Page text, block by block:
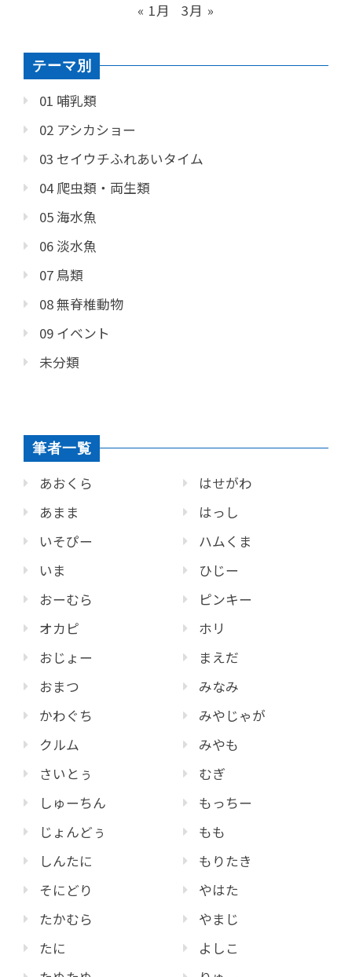
« 1月 3月 »
テーマ別
01 哺乳類
02 アシカショー
03 セイウチふれあいタイム
04 爬虫類・両生類
05 海水魚
06 淡水魚
07 鳥類
08 無脊椎動物
09 イベント
未分類
筆者一覧
あおくら
あまま
いそぴー
いま
おーむら
オカピ
おじょー
おまつ
かわぐち
クルム
さいとぅ
しゅーちん
じょんどぅ
しんたに
そにどり
たかむら
たに
はせがわ
はっし
ハムくま
ひじー
ピンキー
ホリ
まえだ
みなみ
みやじゃが
みやも
むぎ
もっちー
もも
もりたき
やはた
やまじ
よしこ